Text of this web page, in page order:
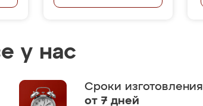
у нас
Сроки изготовления
от 7 дней